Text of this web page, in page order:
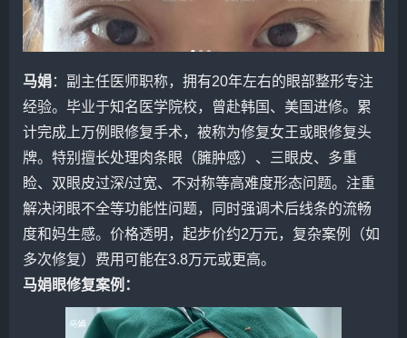
马娟：副主任医师职称，拥有20年左右的眼部整形专注
经验。毕业于知名医学院校，曾赴韩国、美国进修。累
计完成上万例眼修复手术，被称为修复女王或眼修复头
牌。特别擅长处理肉条眼（臃肿感）、三眼皮、多重
睑、双眼皮过深/过宽、不对称等高难度形态问题。注重
解决闭眼不全等功能性问题，同时强调术后线条的流畅
度和妈生感。价格透明，起步价约2万元，复杂案例（如
多次修复）费用可能在3.8万元或更高。
马娟眼修复案例：